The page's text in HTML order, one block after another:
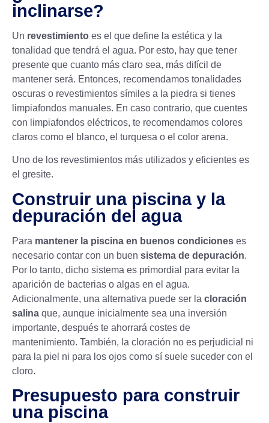
inclinarse?
Un revestimiento es el que define la estética y la
tonalidad que tendrá el agua. Por esto, hay que tener
presente que cuanto más claro sea, más difícil de
mantener será. Entonces, recomendamos tonalidades
oscuras o revestimientos símiles a la piedra si tienes
limpiafondos manuales. En caso contrario, que cuentes
con limpiafondos eléctricos, te recomendamos colores
claros como el blanco, el turquesa o el color arena.
Uno de los revestimientos más utilizados y eficientes es
el gresite.
Construir una piscina y la
depuración del agua
Para mantener la piscina en buenos condiciones es
necesario contar con un buen sistema de depuración.
Por lo tanto, dicho sistema es primordial para evitar la
aparición de bacterias o algas en el agua.
Adicionalmente, una alternativa puede ser la cloración
salina que, aunque inicialmente sea una inversión
importante, después te ahorrará costes de
mantenimiento. También, la cloración no es perjudicial ni
para la piel ni para los ojos como sí suele suceder con el
cloro.
Presupuesto para construir
una piscina